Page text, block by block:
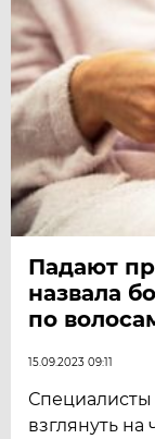
Падают
назвала
по
15.09.2023 09:11
Специалисты
взглянуть на